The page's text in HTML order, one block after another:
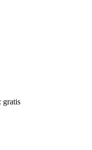
gratis